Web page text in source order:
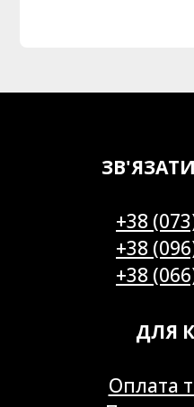
+38
+38
+38
ДЛЯ
Оплата